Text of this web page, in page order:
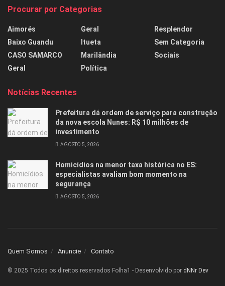
Procurar por Categorias
Aimorés
Baixo Guandu
CASO SAMARCO
Geral
Geral
Itueta
Marilândia
Política
Resplendor
Sem Categoria
Sociais
Notícias Recentes
Prefeitura dá ordem de serviço para construção
da nova escola Nunes: R$ 10 milhões de
investimento
AGOSTO 5, 2026
Homicídios na menor taxa histórica no ES:
especialistas avaliam bom momento na
segurança
AGOSTO 5, 2026
Quem Somos Anuncie Contato
© 2025 Todos os direitos reservados Folha1 - Desenvolvido por dNNr Dev